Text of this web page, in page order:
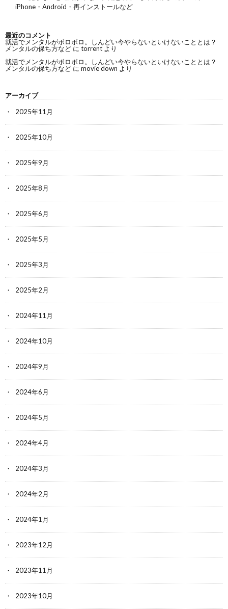
iPhone・Android・再インストールなど
最近のコメント
就活でメンタルがボロボロ。しんどい今やらないといけないこととは？
メンタルの保ち方など に torrent より
就活でメンタルがボロボロ。しんどい今やらないといけないこととは？
メンタルの保ち方など に movie down より
アーカイブ
2025年11月
2025年10月
2025年9月
2025年8月
2025年6月
2025年5月
2025年3月
2025年2月
2024年11月
2024年10月
2024年9月
2024年6月
2024年5月
2024年4月
2024年3月
2024年2月
2024年1月
2023年12月
2023年11月
2023年10月